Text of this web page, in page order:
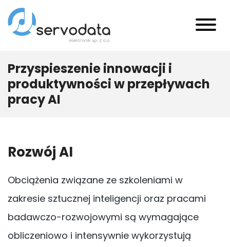
Przyspieszenie innowacji i
produktywności w przepływach
pracy AI
Rozwój AI
Obciążenia związane ze szkoleniami w
zakresie sztucznej inteligencji oraz pracami
badawczo-rozwojowymi są wymagające
obliczeniowo i intensywnie wykorzystują